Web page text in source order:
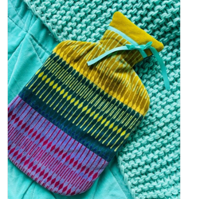
Huishoudelijk
Interieur
Kids
Pylones